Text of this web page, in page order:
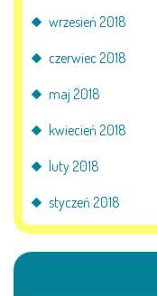
wrzesień 2018
czerwiec 2018
maj 2018
kwiecień 2018
luty 2018
styczeń 2018